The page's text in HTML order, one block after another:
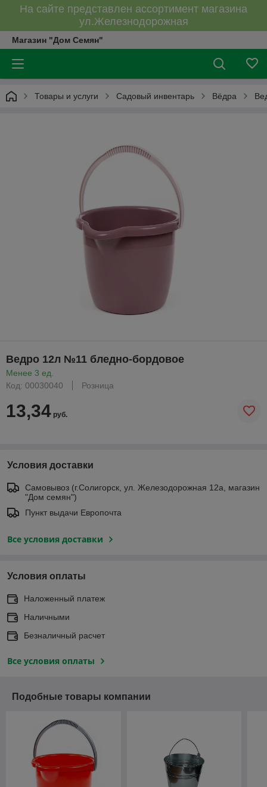
На сайте представлен ассортимент магазина
ул.Железнодорожная
Магазин "Дом Семян"
Товары и услуги Садовый инвентарь Вёдра
Ведро 12л №11 бледно-бордовое
Менее 3 ед.
Код: 00030040
Розница
13,34 руб.
Условия доставки
Самовывоз (г.Солигорск, ул. Железодорожная 12а, магазин
"Дом семян")
Пункт выдачи Европочта
Все условия доставки
Условия оплаты
Наложенный платеж
Наличными
Безналичный расчет
Все условия оплаты
Подобные товары компании